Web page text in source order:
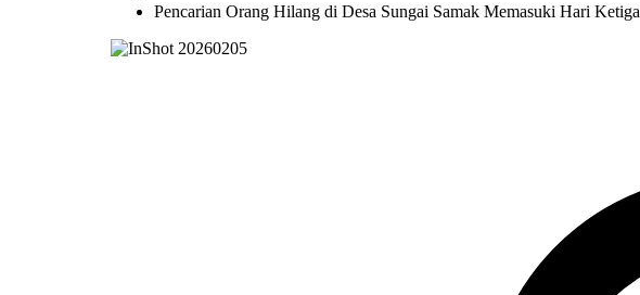
Pencarian Orang Hilang di Desa Sungai Samak Memasuki Hari Ketiga